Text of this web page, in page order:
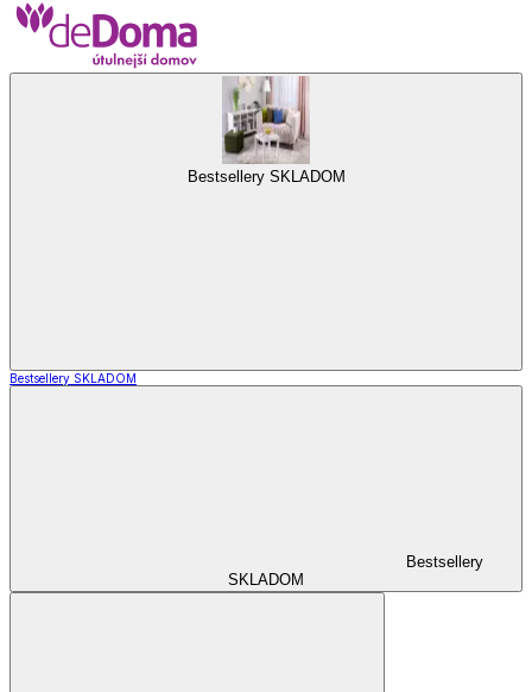
Bestsellery SKLADOM
Bestsellery SKLADOM
Bestsellery
SKLADOM